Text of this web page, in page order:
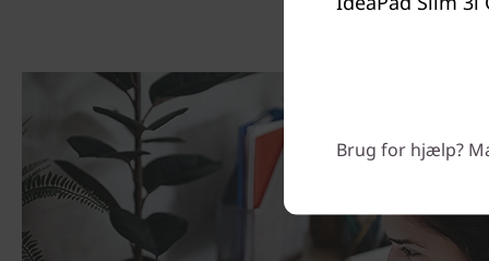
Brug for hjælp?